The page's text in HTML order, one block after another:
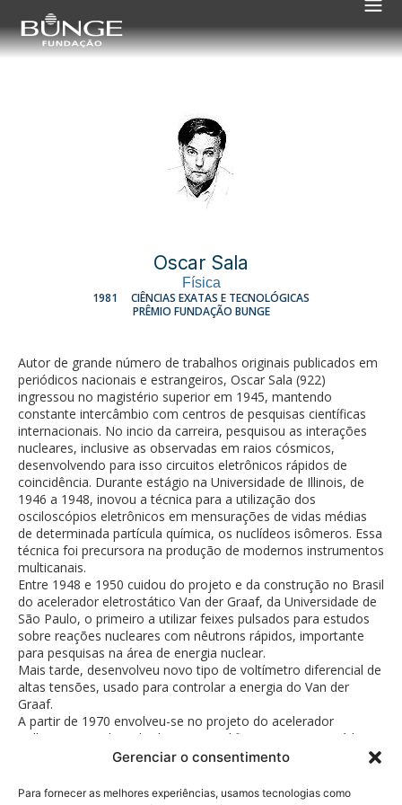
Gerenciar o consentimento
Para fornecer as melhores experiências, usamos tecnologias como
Oscar Sala
Física
1981
CIÊNCIAS EXATAS E TECNOLÓGICAS
PRÊMIO FUNDAÇÃO BUNGE
Autor de grande número de trabalhos originais publicados em
periódicos nacionais e estrangeiros, Oscar Sala (922)
ingressou no magistério superior em 1945, mantendo
constante intercâmbio com centros de pesquisas científicas
internacionais. No incio da carreira, pesquisou as interações
nucleares, inclusive as observadas em raios cósmicos,
desenvolvendo para isso circuitos eletrônicos rápidos de
coincidência. Durante estágio na Universidade de Illinois, de
1946 a 1948, inovou a técnica para a utilização dos
osciloscópios eletrônicos em mensurações de vidas médias
de determinada partícula química, os nuclídeos isômeros. Essa
técnica foi precursora na produção de modernos instrumentos
multicanais.
Entre 1948 e 1950 cuidou do projeto e da construção no Brasil
do acelerador eletrostático Van der Graaf, da Universidade de
São Paulo, o primeiro a utilizar feixes pulsados para estudos
sobre reações nucleares com nêutrons rápidos, importante
para pesquisas na área de energia nuclear.
Mais tarde, desenvolveu novo tipo de voltímetro diferencial de
altas tensões, usado para controlar a energia do Van der
Graaf.
A partir de 1970 envolveu-se no projeto do acelerador
Pelletron, introduzindo diversas modificações para torná-lo
mais eficaz, preciso e confiável.